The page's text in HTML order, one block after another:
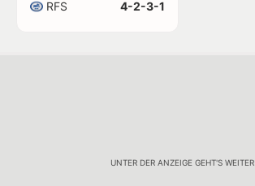
RFS
4-2-3-1
UNTER DER ANZEIGE GEHT'S WEITER